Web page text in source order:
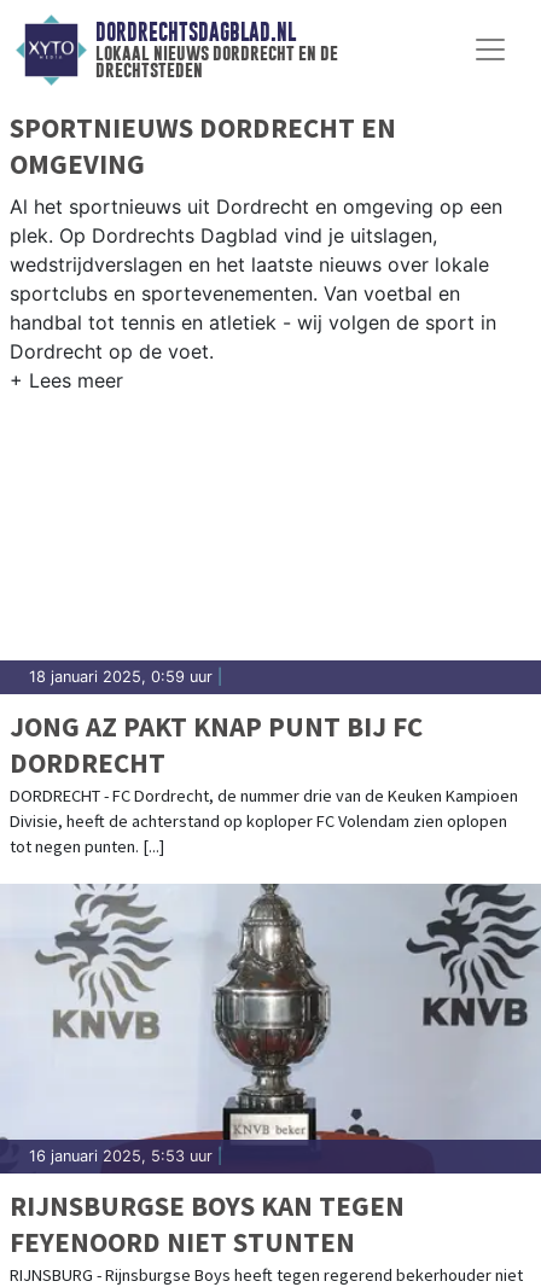
DORDRECHTSDAGBLAD.NL
lokaal nieuws dordrecht en de
drechtsteden
SPORTNIEUWS DORDRECHT EN
OMGEVING
Al het sportnieuws uit Dordrecht en omgeving op een
plek. Op Dordrechts Dagblad vind je uitslagen,
wedstrijdverslagen en het laatste nieuws over lokale
sportclubs en sportevenementen. Van voetbal en
handbal tot tennis en atletiek - wij volgen de sport in
Dordrecht op de voet.
18 januari 2025, 0:59 uur
JONG AZ PAKT KNAP PUNT BIJ FC
DORDRECHT
DORDRECHT - FC Dordrecht, de nummer drie van de Keuken Kampioen
Divisie, heeft de achterstand op koploper FC Volendam zien oplopen
tot negen punten. [...]
16 januari 2025, 5:53 uur
RIJNSBURGSE BOYS KAN TEGEN
FEYENOORD NIET STUNTEN
RIJNSBURG - Rijnsburgse Boys heeft tegen regerend bekerhouder niet